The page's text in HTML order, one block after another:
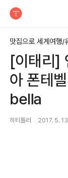
맛집으로 세계여행/
[이태리]
아 폰테
bella
히티틀러 2017. 5.